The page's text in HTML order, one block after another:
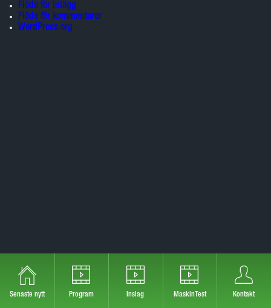
Senaste nytt Program Inslag MaskinTest Kontakt
Flöde för inlägg
Flöde för kommentarer
WordPress.org